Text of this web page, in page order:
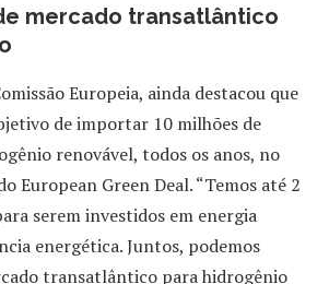
mercado transatlântico
Europeia, ainda destacou que
de importar 10 milhões de
renovável, todos os anos, no
European Green Deal. “Temos até 2
serem investidos em energia
energética. Juntos, podemos
transatlântico para hidrogênio